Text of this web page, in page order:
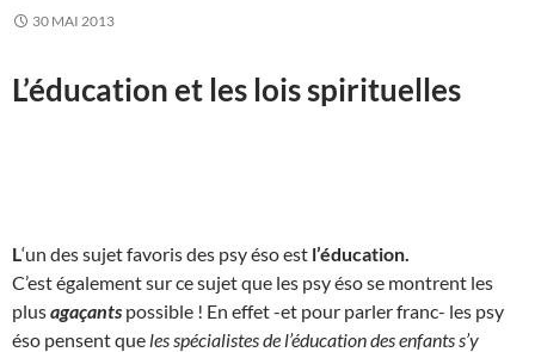
30 MAI 2013
L’éducation et les lois spirituelles
L ‘un des sujet favoris des psy éso est l’éducation.
C’est également sur ce sujet que les psy éso se montrent les
plusagaçants possible ! En effet -et pour parler franc- les psy
éso pensent que les spécialistes de l’éducation des enfants s’y